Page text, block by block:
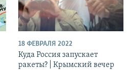
18 ФЕВРАЛЯ 2022
Куда Россия запускает
ракеты? | Крымский вечер